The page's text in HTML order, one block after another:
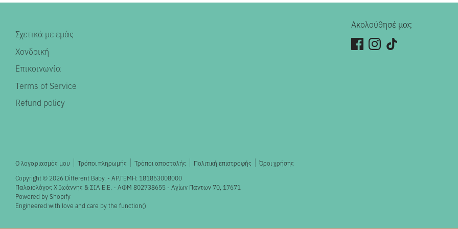
Σχετικά με εμάς
Χονδρική
Επικοινωνία
Terms of Service
Refund policy
Ακολούθησέ μας
Ο λογαριασμός μου Τρόποι πληρωμής Τρόποι αποστολής Πολιτική επιστροφής
Όροι χρήσης
Copyright © 2026 Different Baby. - ΑΡ.ΓΕΜΗ: 181863008000
Παλαιολόγος X.Ιωάννης & ΣΙΑ Ε.Ε. - ΑΦΜ 802738655 - Αγίων Πάντων 70, 17671
Powered by Shopify
Engineered with love and care by the function()